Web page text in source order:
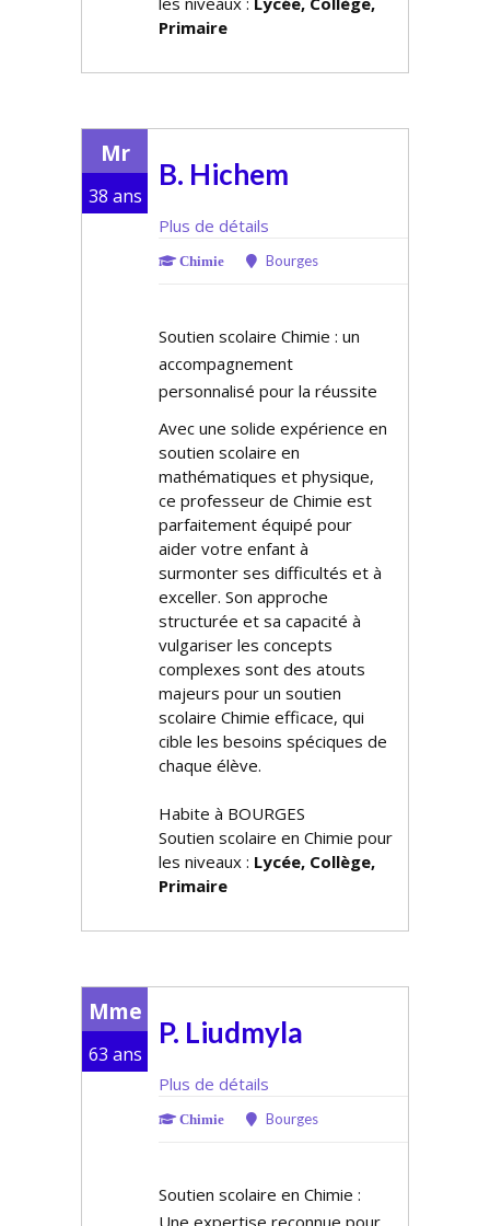
Primaire
Mr
38 ans
B. Hichem
Plus de détails
Chimie Bourges
Soutien scolaire Chimie : un
accompagnement
personnalisé pour la réussite
Avec une solide expérience en
soutien scolaire en
mathématiques et physique,
ce professeur de Chimie est
parfaitement équipé pour
aider votre enfant à
surmonter ses difficultés et à
exceller. Son approche
structurée et sa capacité à
vulgariser les concepts
complexes sont des atouts
majeurs pour un soutien
scolaire Chimie efficace, qui
cible les besoins spécifiques de
chaque élève.
Habite à BOURGES
Soutien scolaire en Chimie pour
les niveaux : Lycée, Collège,
Primaire
Mme
63 ans
P. Liudmyla
Plus de détails
Chimie Bourges
Soutien scolaire en Chimie :
Une expertise reconnue pour